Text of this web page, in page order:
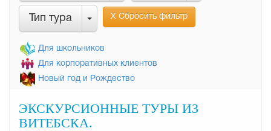
Тип тура Х Сбросить фильтр
Для школьников
Для корпоративных клиентов
Новый год и Рождество
ЭКСКУРСИОННЫЕ ТУРЫ ИЗ
ВИТЕБСКА.